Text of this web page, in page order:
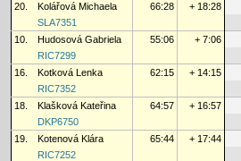
20.
Kolářová Michaela 66:28 + 18:28
SLA7351
10.
Hudosová Gabriela 55:06 + 7:06
RIC7299
16.
Kotková Lenka 62:15 + 14:15
RIC7352
18.
Klašková Kateřina 64:57 + 16:57
DKP6750
19.
Kotenová Klára 65:44 + 17:44
RIC7252